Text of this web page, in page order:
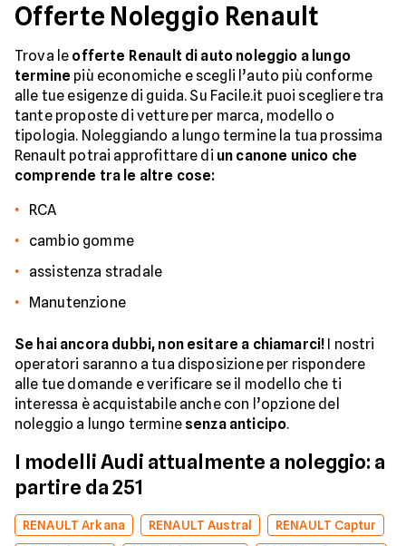
Offerte Noleggio Renault
Trova le offerte Renault di auto noleggio a lungo
termine più economiche e scegli l’auto più conforme
alle tue esigenze di guida. Su Facile.it puoi scegliere tra
tante proposte di vetture per marca, modello o
tipologia. Noleggiando a lungo termine la tua prossima
Renault potrai approfittare di un canone unico che
comprende tra le altre cose:
RCA
cambio gomme
assistenza stradale
Manutenzione
Se hai ancora dubbi, non esitare a chiamarci! I nostri
operatori saranno a tua disposizione per rispondere
alle tue domande e verificare se il modello che ti
interessa è acquistabile anche con l’opzione del
noleggio a lungo termine senza anticipo.
I modelli Audi attualmente a noleggio: a
partire da 251
RENAULT Arkana RENAULT Austral
RENAULT Captur